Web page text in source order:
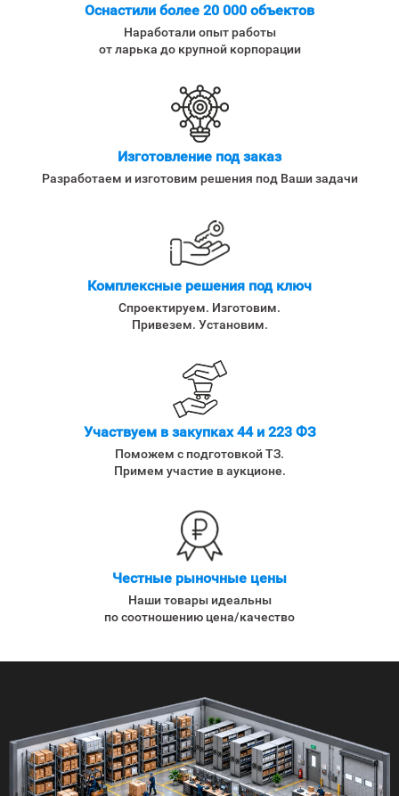
Оснастили более 20 000 объектов
Наработали опыт работы
от ларька до крупной корпорации
Изготовление под заказ
Разработаем и изготовим решения под Ваши задачи
Комплексные решения под ключ
Спроектируем. Изготовим.
Привезем. Установим.
Участвуем в закупках 44 и 223 ФЗ
Поможем с подготовкой ТЗ.
Примем участие в аукционе.
Честные рыночные цены
Наши товары идеальны
по соотношению цена/качество